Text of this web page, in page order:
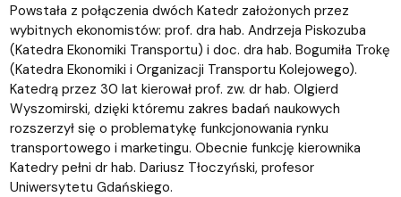
Powstała z połączenia dwóch Katedr założonych przez
wybitnych ekonomistów: prof. dra hab. Andrzeja Piskozuba
(Katedra Ekonomiki Transportu) i doc. dra hab. Bogumiła Trokę
(Katedra Ekonomiki i Organizacji Transportu Kolejowego).
Katedrą przez 30 lat kierował prof. zw. dr hab. Olgierd
Wyszomirski, dzięki któremu zakres badań naukowych
rozszerzył się o problematykę funkcjonowania rynku
transportowego i marketingu. Obecnie funkcję kierownika
Katedry pełni dr hab. Dariusz Tłoczyński, profesor
Uniwersytetu Gdańskiego.